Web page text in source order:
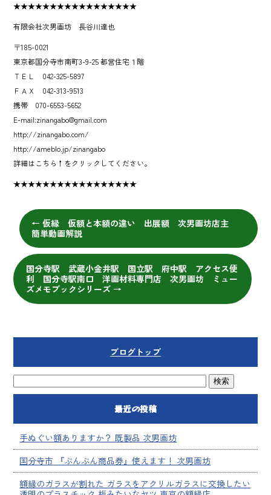
★★★★★★★★★★★★★★★★★
有限会社次男画坊 長谷川達也
〒185-0021
東京都国分寺市南町3-9-25 都営住宅１階
ＴＥＬ 042-325-5897
ＦＡＸ 042-313-9513
携帯 070-6553-5652
E-mail:zinangabo@gmail.com
http://zinangabo.com/
http://ameblo.jp/zinangabo
詳細はこちら↑をクリックしてください。
★★★★★★★★★★★★★★★★★
← 仮縁 仮額と本額の違い 出展額 次男画坊店主
簡単動画解説
国分寺駅 武蔵小金井駅 国立駅 府中駅 アクセス便
利 国分寺駅南口 洋画材料専門店 次男画坊 ミュー
ズメモブックシリーズ →
ブログトップ
最近の投稿
手ぬぐい額ありますか？ 既製品 次男画坊
国分寺市 『ぶんぶん商品券』使えます！ 次男画坊
額縁のガラスが割れた ガラスをアクリルガラスに交換したい